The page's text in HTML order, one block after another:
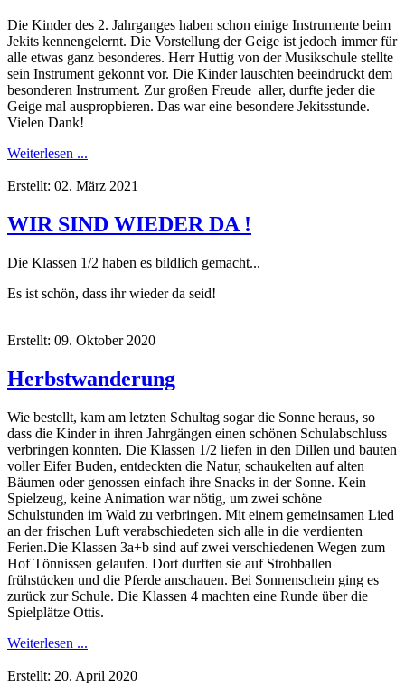
Die Kinder des 2. Jahrganges haben schon einige Instrumente beim
Jekits kennengelernt. Die Vorstellung der Geige ist jedoch immer für
alle etwas ganz besonderes. Herr Huttig von der Musikschule stellte
sein Instrument gekonnt vor. Die Kinder lauschten beeindruckt dem
besonderen Instrument. Zur großen Freude aller, durfte jeder die
Geige mal auspropbieren. Das war eine besondere Jekitsstunde.
Vielen Dank!
Weiterlesen ...
Erstellt: 02. März 2021
WIR SIND WIEDER DA !
Die Klassen 1/2 haben es bildlich gemacht...
Es ist schön, dass ihr wieder da seid!
Erstellt: 09. Oktober 2020
Herbstwanderung
Wie bestellt, kam am letzten Schultag sogar die Sonne heraus, so
dass die Kinder in ihren Jahrgängen einen schönen Schulabschluss
verbringen konnten. Die Klassen 1/2 liefen in den Dillen und bauten
voller Eifer Buden, entdeckten die Natur, schaukelten auf alten
Bäumen oder genossen einfach ihre Snacks in der Sonne. Kein
Spielzeug, keine Animation war nötig, um zwei schöne
Schulstunden im Wald zu verbringen. Mit einem gemeinsamen Lied
an der frischen Luft verabschiedeten sich alle in die verdienten
Ferien.Die Klassen 3a+b sind auf zwei verschiedenen Wegen zum
Hof Tönnissen gelaufen. Dort durften sie auf Strohballen
frühstücken und die Pferde anschauen. Bei Sonnenschein ging es
zurück zur Schule. Die Klassen 4 machten eine Runde über die
Spielplätze Ottis.
Weiterlesen ...
Erstellt: 20. April 2020